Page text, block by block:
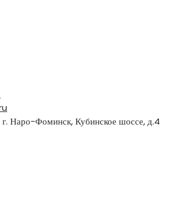
г. Наро-Фоминск, Кубинское шоссе, д.4